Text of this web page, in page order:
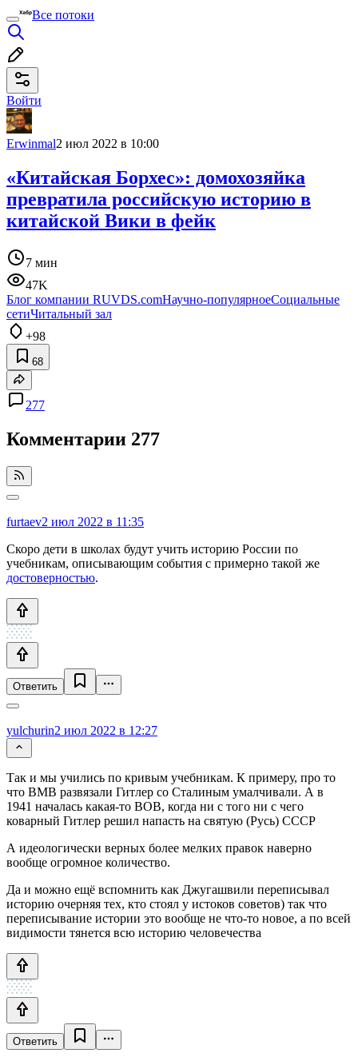
Все потоки
Войти
Erwinmal2 июл 2022 в 10:00
«Китайская Борхес»: домохозяйка
превратила российскую историю в
китайской Вики в фейк
7 мин
47K
Блог компании RUVDS.comНаучно-популярноеСоциальные
сетиЧитальный зал
+98
68
277
Комментарии 277
furtaev2 июл 2022 в 11:35
Скоро дети в школах будут учить историю России по
учебникам, описывающим события с примерно такой же
достоверностью.
Ответить
yulchurin2 июл 2022 в 12:27
Так и мы учились по кривым учебникам. К примеру, про то
что ВМВ развязали Гитлер со Сталиным умалчивали. А в
1941 началась какая-то ВОВ, когда ни с того ни с чего
коварный Гитлер решил напасть на святую (Русь) СССР
А идеологически верных более мелких правок наверно
вообще огромное количество.
Да и можно ещё вспомнить как Джугашвили переписывал
историю очерняя тех, кто стоял у истоков советов) так что
переписывание истории это вообще не что-то новое, а по всей
видимости тянется всю историю человечества
Ответить